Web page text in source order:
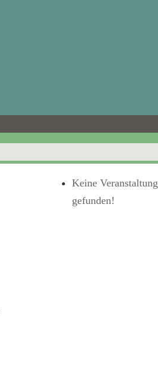
Keine Veranstaltung
gefunden!